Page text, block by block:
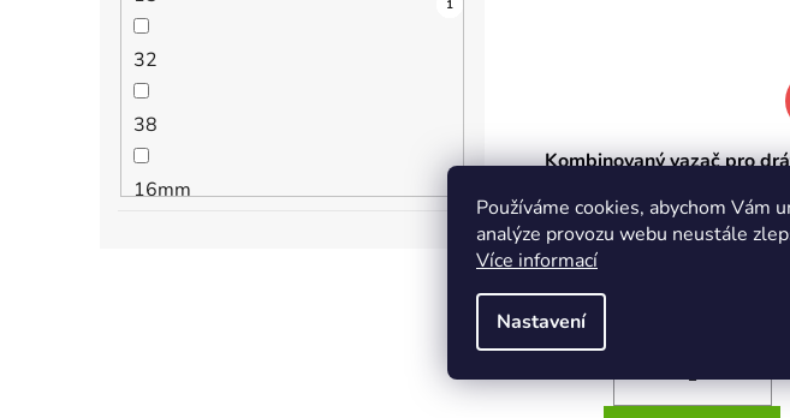
Používáme cookies, abychom Vám
analýze provozu webu neustále
Více informací
Nastavení
2
5
1
32
1
38
1
16mm
8
2
1
Kombinovaný vazač pro
Skladem(6 ks)
8 784 Kč